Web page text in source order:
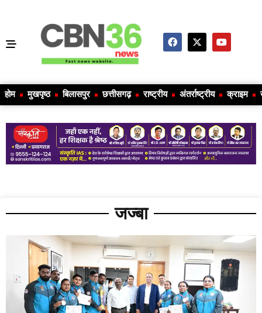
होम मुखपृष्ठ बिलासपुर छत्तीसगढ़ राष्ट्रीय अंतर्राष्ट्रीय क्राइम
जज्बा